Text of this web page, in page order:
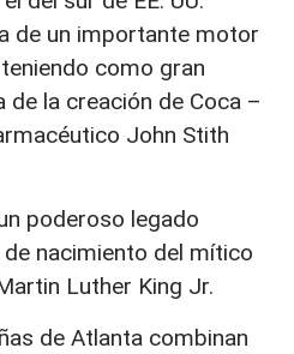
de un importante motor
como gran
de la creación de Coca –
John Stith
poderoso legado
nacimiento del mítico
Luther King Jr.
de Atlanta combinan